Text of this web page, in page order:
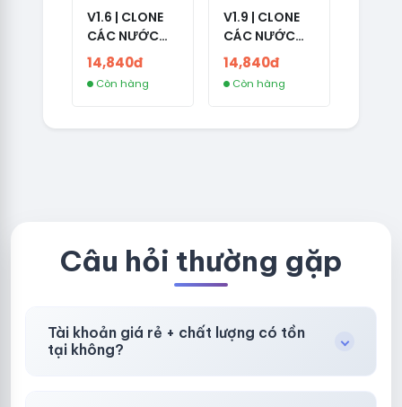
V1.6 | CLONE
CÁC NƯỚC
CÓ 2FA -
GERMANY -
TKQC TẠO
LIVE ADS - VER
14,840đ
Còn hàng
V1.9 | CLONE
CÁC NƯỚC
CÓ 2FA -
THAILAND -
VER MAIL
COM - CLONE
14,840đ
Còn hàng
Câu hỏi thường gặp
Tài khoản giá rẻ + chất lượng có tồn
tại không?